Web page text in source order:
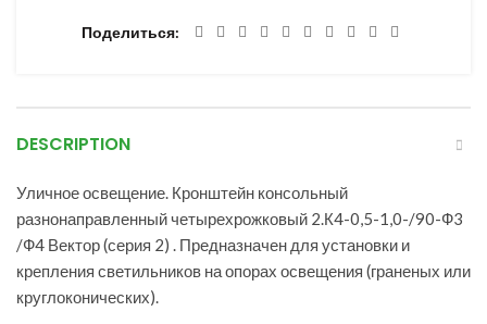
Поделиться
DESCRIPTION
Уличное освещение. Кронштейн консольный
разнонаправленный четырехрожковый 2.К4-0,5-1,0-/90-Ф3
/Ф4 Вектор (серия 2) . Предназначен для установки и
крепления светильников на опорах освещения (граненых или
круглоконических).